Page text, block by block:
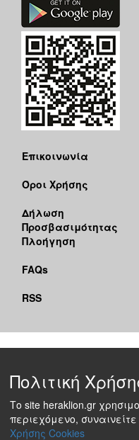
Επικοινωνία
Όροι Χρήσης
Δήλωση
Προσβασιμότητας
Πλοήγηση
FAQs
RSS
Πολιτική
Το site heraklion.gr
περιεχόμενο,
Χρήσης Cookies